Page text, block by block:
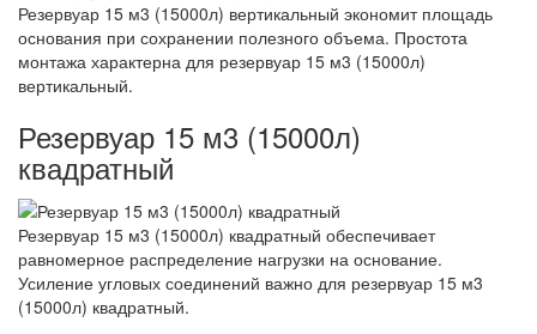
Резервуар 15 м3 (15000л) вертикальный экономит площадь
основания при сохранении полезного объема. Простота
монтажа характерна для резервуар 15 м3 (15000л)
вертикальный.
Резервуар 15 м3 (15000л)
квадратный
Резервуар 15 м3 (15000л) квадратный обеспечивает
равномерное распределение нагрузки на основание.
Усиление угловых соединений важно для резервуар 15 м3
(15000л) квадратный.